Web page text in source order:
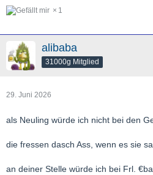
1
alibaba
31000g Mitglied
29. Juni 2026
als Neuling würde ich nicht bei den
die fressen dasch Ass, wenn es sie
an deiner Stelle würde ich bei Frl.